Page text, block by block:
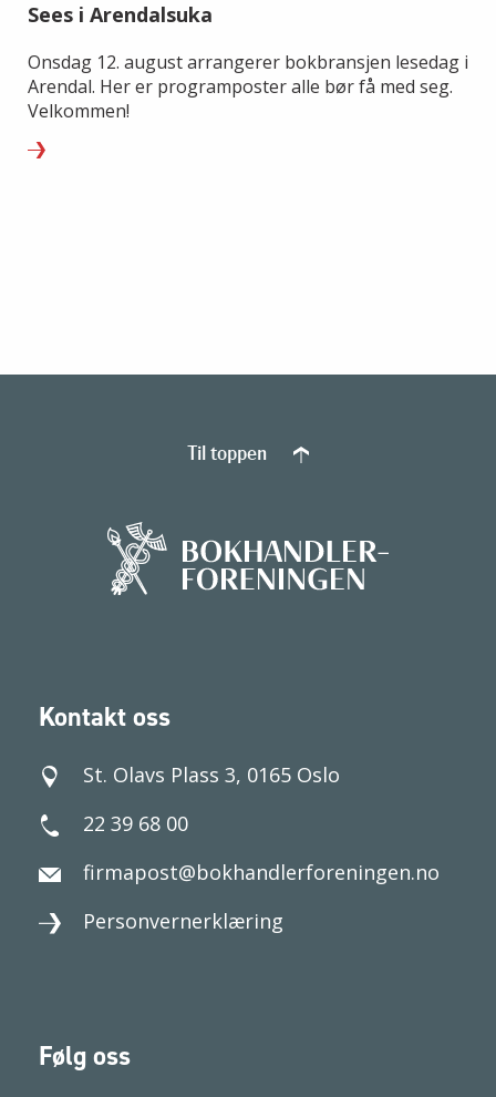
Sees i Arendalsuka
Onsdag 12. august arrangerer bokbransjen lesedag i
Arendal. Her er programposter alle bør få med seg.
Velkommen!
Kontakt oss
St. Olavs Plass 3, 0165 Oslo
22 39 68 00
firmapost@bokhandlerforeningen.no
Personvernerklæring
Følg oss
Til toppen